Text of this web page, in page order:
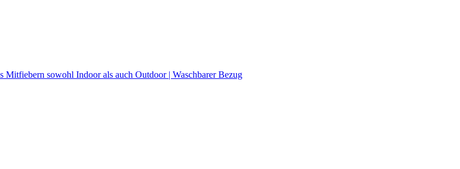
sowohl Indoor als auch Outdoor | Waschbarer Bezug